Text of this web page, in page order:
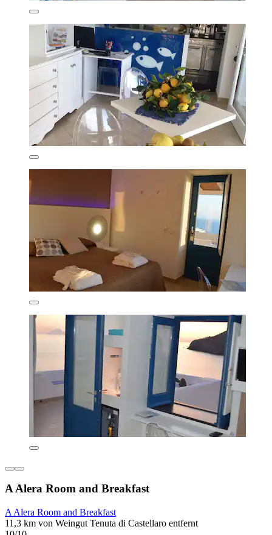
A Alera Room and Breakfast
A Alera Room and Breakfast
11,3 km von Weingut Tenuta di Castellaro entfernt